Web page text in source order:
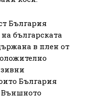
България
българската
в плен от
България
Външното